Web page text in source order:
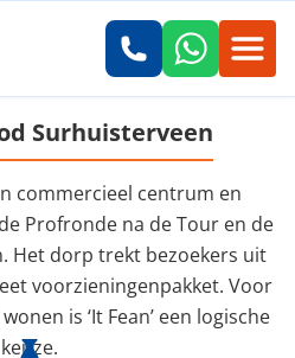
Surhuisterveen
commercieel centrum en
Profronde na de Tour en de
Het dorp trekt bezoekers uit
voorzieningenpakket. Voor
is ‘It Fean’ een logische
keuze.